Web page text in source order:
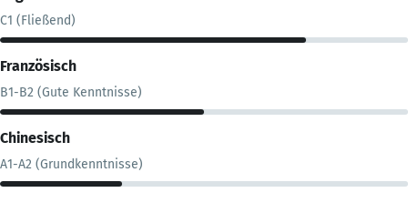
C1 (Fließend)
Französisch
B1-B2 (Gute Kenntnisse)
Chinesisch
A1-A2 (Grundkenntnisse)